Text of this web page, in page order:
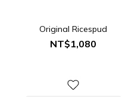
Original Ricespud
NT$1,080